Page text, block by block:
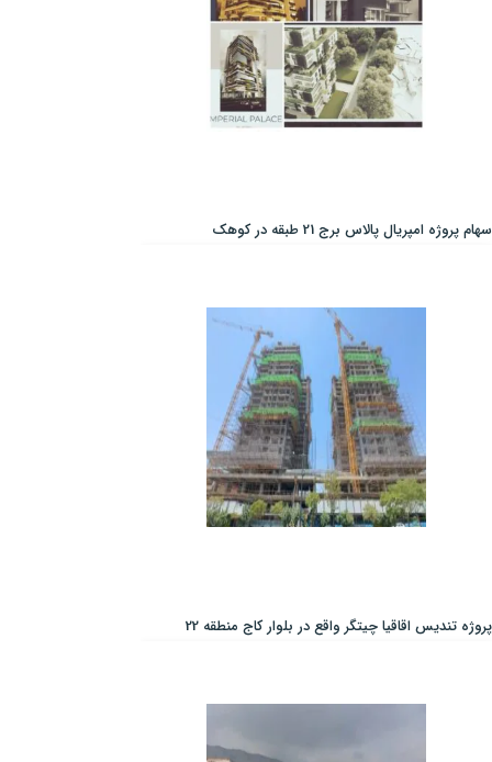
سهام پروژه امپریال پالاس برج 21 طبقه در کوهک
پروژه تندیس اقاقیا چیتگر واقع در بلوار کاج منطقه 22